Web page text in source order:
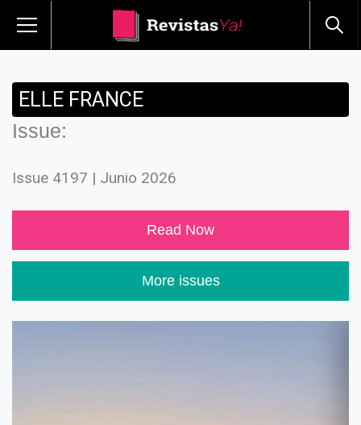
ELLE FRANCE
Issue:
Issue 4197 | Junio 2026
Read Now
More issues